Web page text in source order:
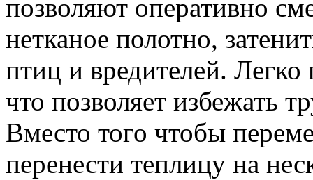
позволяют оперативно
нетканое полотно,
птиц и вредителей. Легко
что позволяет избежать
Вместо того чтобы
перенести теплицу на